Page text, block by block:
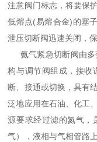
注意阀门标志，将要保
低熔点(易熔合金)的塞
泄压切断阀迅速关闭，
氨气紧急切断阀由多
构与调节阀组成，接收
断、接通或切换，具有
泛地应用在石油、化工
源要求经过滤的氮气，
气），液相与气相管路